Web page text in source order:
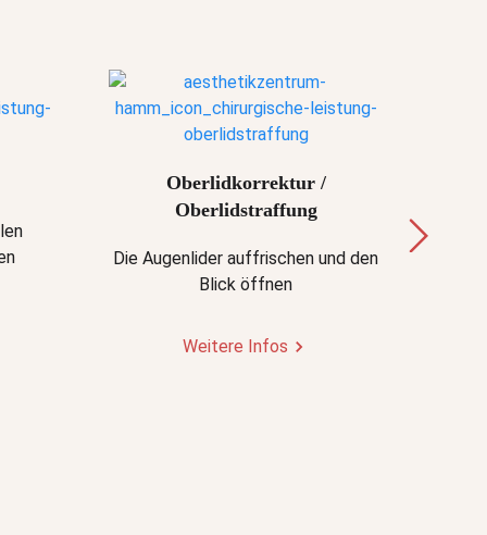
Oberlidkorrektur /
Oberlidstraffung
Die Augenlider auffrischen und den
Blick öffnen
Weitere Infos